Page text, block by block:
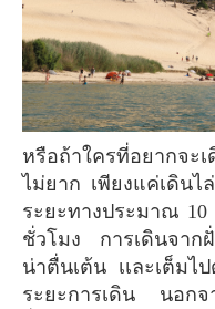
หรือถ้าใครที่อยากจะเดินขึ้นจากฝั่งมหาสมุทรก็ทำได้
ไม่ยาก เพียงแค่เดินไ
ระยะทางประมาณ 10
ชั่วโมง การเดินจาก
น่าตื่นเต้น เเละเต็มไ
ระยะการเดิน นอกจ